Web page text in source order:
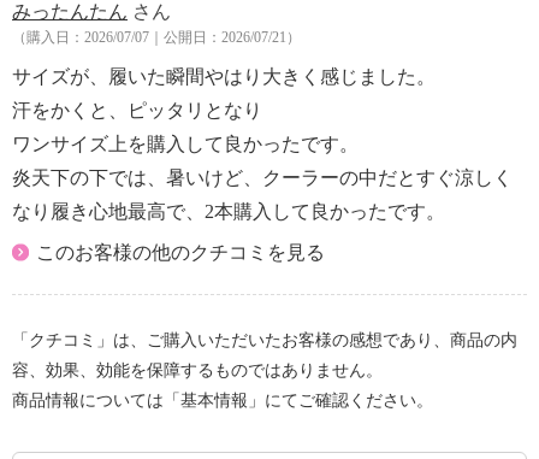
みったんたん さん
（購入日：2026/07/07｜公開日：2026/07/21）
サイズが、履いた瞬間やはり大きく感じました。
汗をかくと、ピッタリとなり
ワンサイズ上を購入して良かったです。
炎天下の下では、暑いけど、クーラーの中だとすぐ涼しく
なり履き心地最高で、2本購入して良かったです。
このお客様の他のクチコミを見る
「クチコミ」は、ご購入いただいたお客様の感想であり、商品の内
容、効果、効能を保障するものではありません。
商品情報については「基本情報」にてご確認ください。